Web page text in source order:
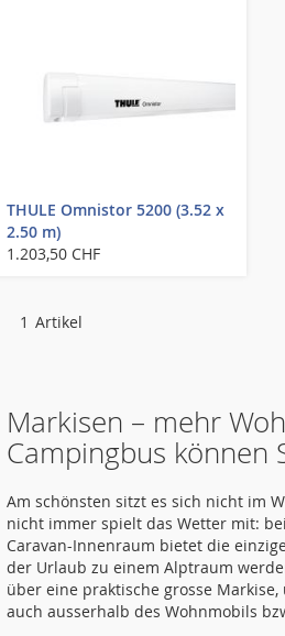
THULE Omnistor 5200 (3.52 x
2.50 m)
1.203,50 CHF
1 Artikel
Markisen – mehr
Campingbus können
Am schönsten sitzt es sich nicht im
nicht immer spielt das Wetter mit:
Caravan-Innenraum bietet die
der Urlaub zu einem Alptraum
über eine praktische grosse
auch ausserhalb des Wohnmobils